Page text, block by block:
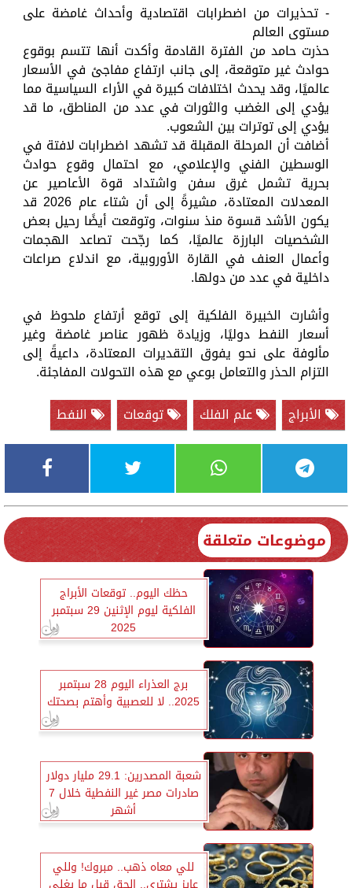
- تحذيرات من اضطرابات اقتصادية وأحداث غامضة على
مستوى العالم
حذرت حامد من الفترة القادمة وأكدت أنها تتسم بوقوع
حوادث غير متوقعة، إلى جانب ارتفاع مفاجئ في الأسعار
عالميًا، وقد يحدث اختلافات كبيرة في الأراء السياسية مما
يؤدي إلى الغضب والثورات في عدد من المناطق، ما قد
يؤدي إلى توترات بين الشعوب.
أضافت أن المرحلة المقبلة قد تشهد اضطرابات لافتة في
الوسطين الفني والإعلامي، مع احتمال وقوع حوادث
بحرية تشمل غرق سفن واشتداد قوة الأعاصير عن
المعدلات المعتادة، مشيرةً إلى أن شتاء عام 2026 قد
يكون الأشد قسوة منذ سنوات، وتوقعت أيضًا رحيل بعض
الشخصيات البارزة عالميًا، كما رجّحت تصاعد الهجمات
وأعمال العنف في القارة الأوروبية، مع اندلاع صراعات
داخلية في عدد من دولها.
وأشارت الخبيرة الفلكية إلى توقع أرتفاع ملحوظ في
أسعار النفط دوليًا، وزيادة ظهور عناصر غامضة وغير
مألوفة على نحو يفوق التقديرات المعتادة، داعيةً إلى
التزام الحذر والتعامل بوعي مع هذه التحولات المفاجئة.
الأبراج
علم الفلك توقعات النفط
موضوعات متعلقة
حظك اليوم.. توقعات الأبراج
الفلكية ليوم الإثنين 29 سبتمبر
2025
برج العذراء اليوم 28 سبتمبر
2025.. لا للعصبية وأهتم بصحتك
شعبة المصدرين: 29.1 مليار دولار
صادرات مصر غير النفطية خلال 7
أشهر
للي معاه ذهب.. مبروك! وللي